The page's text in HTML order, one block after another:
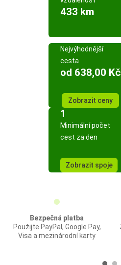
433 km
Nejvýhodnější
cesta
od 638,00 Kč
Zobrazit ceny
1
Minimální počet
cest za den
Zobrazit spoje
Bezpečná platba
Použijte PayPal, Google Pay,
Visa a mezinárodní karty